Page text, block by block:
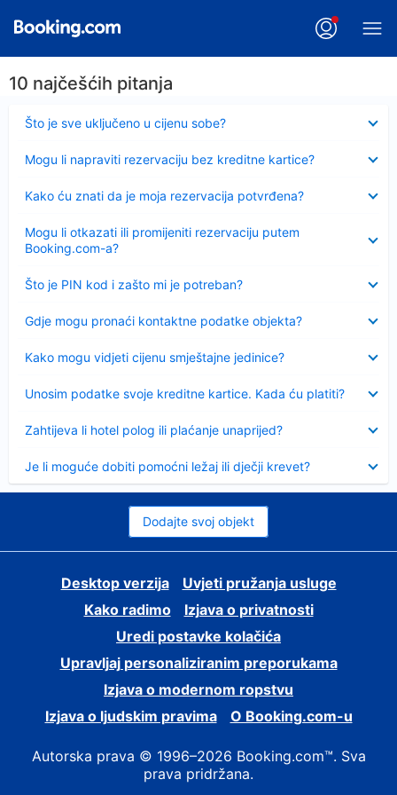
10 najčešćih pitanja
Što je sve uključeno u cijenu sobe?
Sažeto
Mogu li napraviti rezervaciju bez kreditne kartice?
Kako ću znati da je moja rezervacija potvrđena?
Mogu li otkazati ili promijeniti rezervaciju putem
Booking.com-a?
Što je PIN kod i zašto mi je potreban?
Sažeto
Gdje mogu pronaći kontaktne podatke objekta?
Kako mogu vidjeti cijenu smještajne jedinice?
Unosim podatke svoje kreditne kartice. Kada ću platiti?
Zahtijeva li hotel polog ili plaćanje unaprijed?
Je li moguće dobiti pomoćni ležaj ili dječji krevet?
Dodajte svoj objekt
Desktop verzija
Uvjeti pružanja usluge
Kako radimo
Izjava o privatnosti
Uredi postavke kolačića
Upravljaj personaliziranim preporukama
Izjava o modernom ropstvu
Izjava o ljudskim pravima
O Booking.com-u
Autorska prava © 1996–2026 Booking.com™. Sva
prava pridržana.